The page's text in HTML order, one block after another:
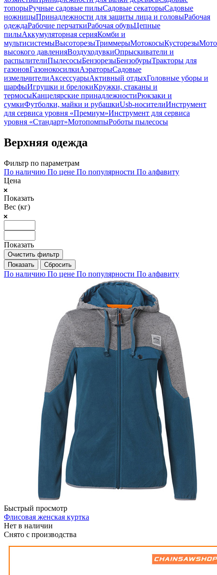
топорыРучные садовые пилыСадовые секаторыСадовые
ножницыПринадлежности для защиты лица и головыРабочая
одеждаРабочие перчаткиРабочая обувьЦепные
пилыАккумуляторная серияКомби и
мультисистемыВысоторезыТриммерыМотокосыКусторезы
высокого давленияВоздуходувкиОпрыскиватели и
распылителиПылесосыБензорезыБензобурыТракторы для
газоновГазонокосилкиАэраторыСадовые
измельчителиАксессуарыАктивный отдыхГоловные уборы и
шарфыИгрушки и брелокиКружки, стаканы и
термосыКанцелярские принадлежностиРюкзаки и
сумкиФутболки, майки и рубашкиUsb-носителиИнструмент
для сервиса уровня «Премиум»Инструмент для сервиса
уровня «Стандарт»МотопомпыРоботы пылесосы
Верхняя одежда
Фильтр по параметрам
По наличию По цене По популярности По алфавиту
Цена
Показать
Вес (кг)
Показать
Очистить фильтр
Сбросить
По наличию По цене По популярности По алфавиту
Быстрый просмотр
Флисовая женская куртка
Нет в наличии
Снято с производства